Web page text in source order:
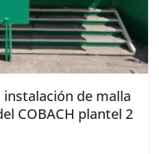
de malla
COBACH plantel 2